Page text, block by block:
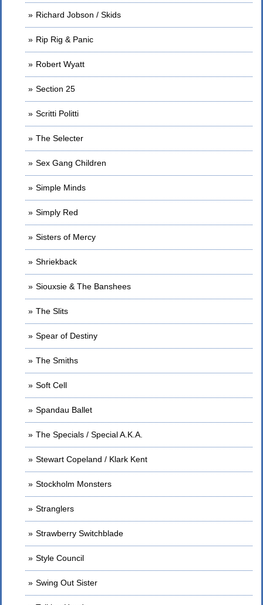
Richard Jobson / Skids
Rip Rig & Panic
Robert Wyatt
Section 25
Scritti Politti
The Selecter
Sex Gang Children
Simple Minds
Simply Red
Sisters of Mercy
Shriekback
Siouxsie & The Banshees
The Slits
Spear of Destiny
The Smiths
Soft Cell
Spandau Ballet
The Specials / Special A.K.A.
Stewart Copeland / Klark Kent
Stockholm Monsters
Stranglers
Strawberry Switchblade
Style Council
Swing Out Sister